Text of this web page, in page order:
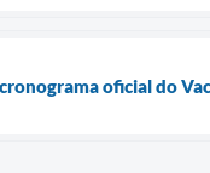
oficial do